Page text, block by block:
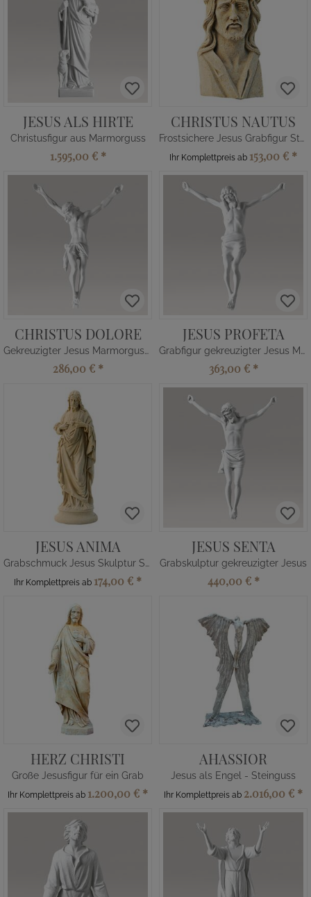
JESUS ALS HIRTE
Christusfigur aus Marmorguss
1.595,00 € *
CHRISTUS NAUTUS
Frostsichere Jesus Grabfigur Steinguss
Ihr Komplettpreis ab 153,00 € *
CHRISTUS DOLORE
Gekreuzigter Jesus Marmorguss Skulptur
286,00 € *
JESUS PROFETA
Grabfigur gekreuzigter Jesus Marmorguss
363,00 € *
JESUS ANIMA
Grabschmuck Jesus Skulptur Steinguss
Ihr Komplettpreis ab 174,00 € *
JESUS SENTA
Grabskulptur gekreuzigter Jesus
440,00 € *
HERZ CHRISTI
Große Jesusfigur für ein Grab
Ihr Komplettpreis ab 1.200,00 € *
AHASSIOR
Jesus als Engel - Steinguss
Ihr Komplettpreis ab 2.016,00 € *